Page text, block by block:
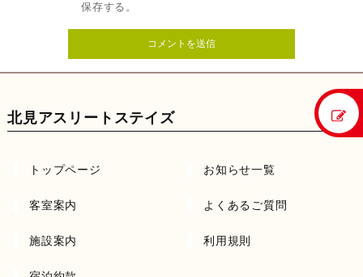
保存する。
北見アスリートステイズ
トップページ お知らせ一覧
客室案内 よくあるご質問
施設案内 利用規則